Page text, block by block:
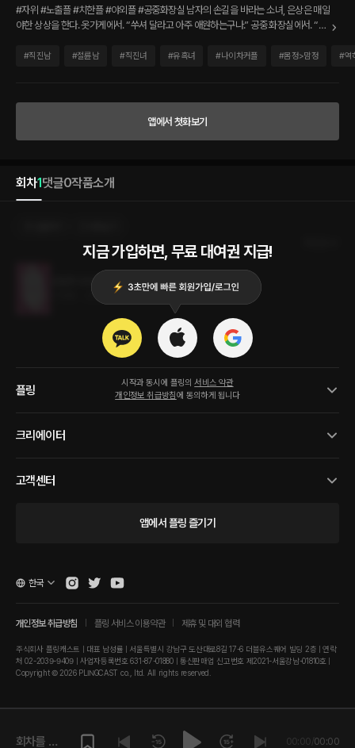
#자위 #노출플 #치한플 #야외플 #공중화장실 남자의 손길을 바라는 소녀, 은상은 매일
야한 상상을 한다. 옷가게에서. “쑤셔 달라고 아주 애원하는구나.” 공중 화장실에서. “보
는지.” 상상은 현실이 되고, 그녀를 거칠게 다루는 손길에 아래는 마를 날이 없다.
#직진남 #절륜남 #직진녀 #유혹녀 #나이차커플 #몸정>맘정 #역
앱에서 첫화보기
회차1댓글0작품소개
지금 가입하면, 무료 대여권 지급!
시작과 동시에 플링의 서비스 약관
개인정보 취급방침에 동의하게 됩니다
은밀한 상상은 현실이 된다
2024.01.15
플링
크리에이터
고객센터
앱에서 플링 즐기기
개인정보 취급방침 플링 서비스 이용약관 제휴 및 대외 협력
주식회사 플링캐스트 | 대표 남성률 | 서울특별시 강남구 도산대로8길 17-6 더블유스퀘어 빌딩 2층 | 연락
처 02-2039-9409 | 사업자등록번호 631-87-01880 | 통신판매업 신고번호 제2021-서울강남-01810호 |
Copyright © 2026 PLINGCAST co., ltd. All rights reserved.
한국
회차를 재 00:00/00:00